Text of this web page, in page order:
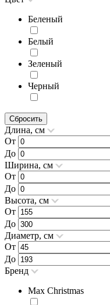
Беленый
Белый
Зеленый
Черный
Сбросить
Длина, см
От
До
Ширина, см
От
До
Высота, см
От
До
Диаметр, см
От
До
Бренд
Max Christmas